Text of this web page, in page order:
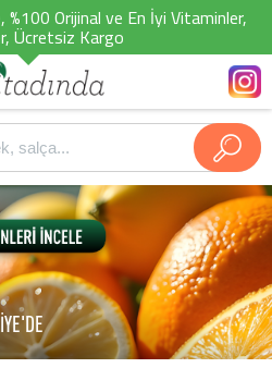
%100 Orijinal ve En İyi Vitaminler,
Ücretsiz Kargo